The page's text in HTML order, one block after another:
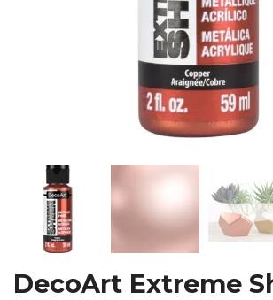
DecoArt Extreme